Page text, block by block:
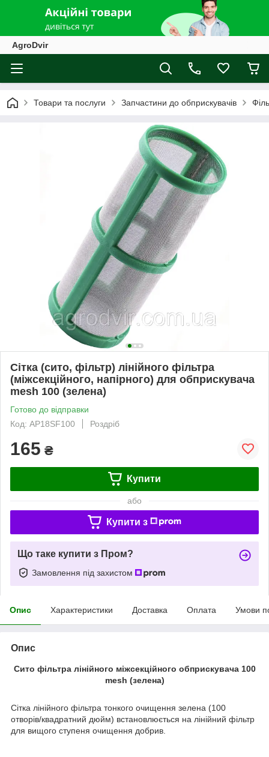
AgroDvir
Товари та послуги Запчастини до обприскувачів
Сітка (сито, фільтр) лінійного фільтра
(міжсекційного, напірного) для обприскувача
mesh 100 (зелена)
Готово до відправки
Код: AP18SF100
Роздріб
165 ₴
Купити
або
Купити з
Що таке купити з Пром?
Замовлення під захистом
Опис Характеристики Доставка Оплата Умови
Опис
Сито фільтра лінійного міжсекційного обприскувача 100
mesh (зелена)
Сітка лінійного фільтра тонкого очищення зелена (100
отворів/квадратний дюйм) встановлюється на лінійний фільтр
для вищого ступеня очищення добрив.